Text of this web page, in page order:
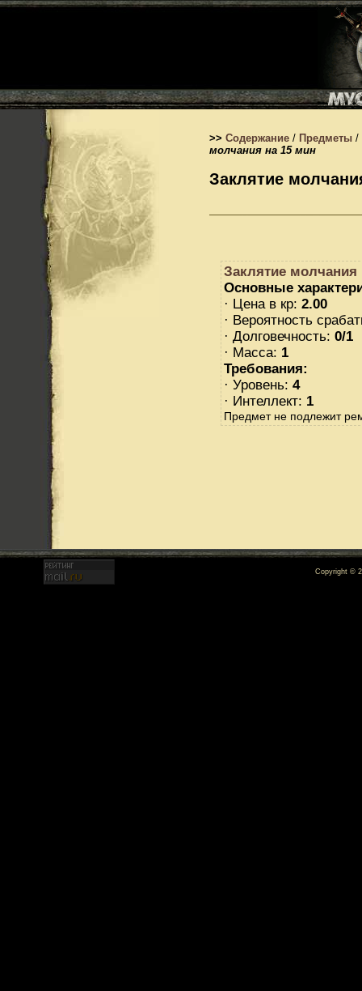
>> Содержание / Предметы /
молчания на 15 мин
Заклятие
Заклятие молчания
Основные
· Цена в кр: 2.00
· Вероятность
· Долговечность: 0/1
· Масса: 1
Требования:
· Уровень: 4
· Интеллект: 1
Предмет не подлежит
Copyright ©